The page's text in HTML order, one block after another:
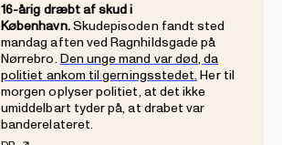
16-årig dræbt af skud i
København.Skudepisoden fandt sted
mandag aften ved Ragnhildsgade på
Nørrebro. Den unge mand var død, da
politiet ankom til gerningsstedet. Her til
morgen oplyser politiet, at det ikke
umiddelbart tyder på, at drabet var
banderelateret.